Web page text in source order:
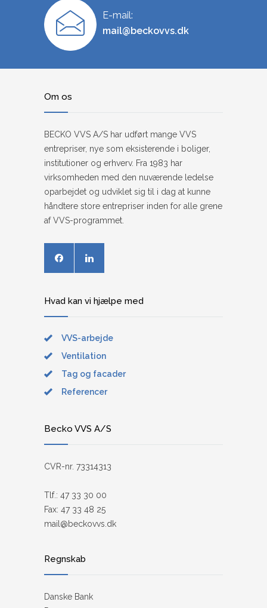
E-mail:
mail@beckovvs.dk
Om os
BECKO VVS A/S har udført mange VVS
entrepriser, nye som eksisterende i boliger,
institutioner og erhverv. Fra 1983 har
virksomheden med den nuværende ledelse
oparbejdet og udviklet sig til i dag at kunne
håndtere ​store entrepriser inden for alle grene
af VVS-programmet.
Hvad kan vi hjælpe med
VVS-arbejde
Ventilation
Tag og facader
Referencer
Becko VVS A/S
CVR-nr. 73314313
Tlf.: 47 33 30 00
Fax: 47 33 48 25
mail@beckovvs.dk
Regnskab
Danske Bank